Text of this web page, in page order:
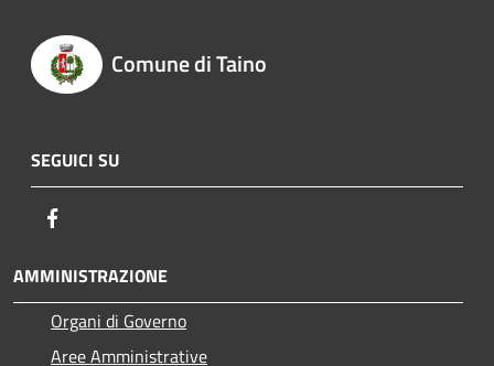
Comune di Taino
SEGUICI SU
AMMINISTRAZIONE
Organi di Governo
Aree Amministrative